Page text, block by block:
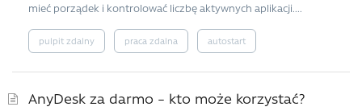
mieć porządek i kontrolować liczbę aktywnych aplikacji....
pulpit zdalny praca zdalna autostart
AnyDesk za darmo – kto może korzystać?